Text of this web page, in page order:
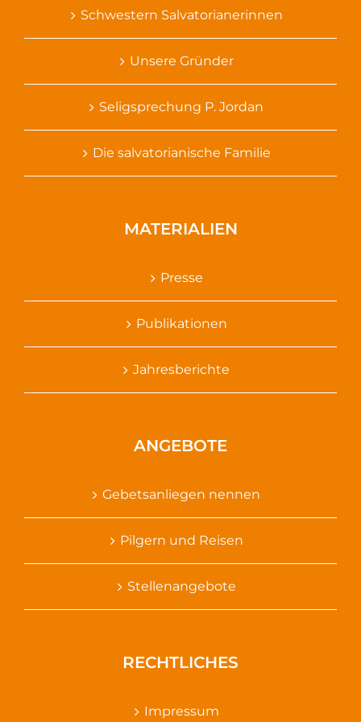
Schwestern Salvatorianerinnen
Unsere Gründer
Seligsprechung P. Jordan
Die salvatorianische Familie
MATERIALIEN
Presse
Publikationen
Jahresberichte
ANGEBOTE
Gebetsanliegen nennen
Pilgern und Reisen
Stellenangebote
RECHTLICHES
Impressum